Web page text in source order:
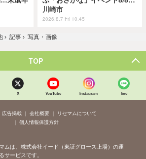
川崎市
2026.8.7 Fri 10:45
› 記事 › 写真・画像
TOP
X YouTube Instagram line
広告掲載 会社概要
リセマムについて
個人情報保護方針
ムは、株式会社イード（東証グロース上場）の運
サービスです。